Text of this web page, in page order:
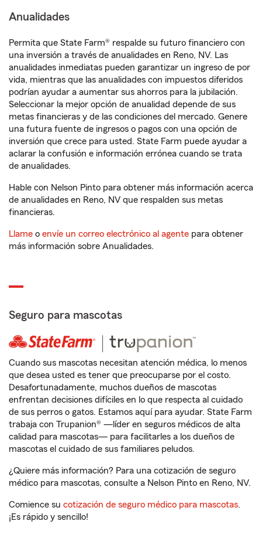
Anualidades
Permita que State Farm® respalde su futuro financiero con
una inversión a través de anualidades en Reno, NV. Las
anualidades inmediatas pueden garantizar un ingreso de por
vida, mientras que las anualidades con impuestos diferidos
podrían ayudar a aumentar sus ahorros para la jubilación.
Seleccionar la mejor opción de anualidad depende de sus
metas financieras y de las condiciones del mercado. Genere
una futura fuente de ingresos o pagos con una opción de
inversión que crece para usted. State Farm puede ayudar a
aclarar la confusión e información errónea cuando se trata
de anualidades.
Hable con Nelson Pinto para obtener más información acerca
de anualidades en Reno, NV que respalden sus metas
financieras.
Llame o envíe un correo electrónico al agente para obtener
más información sobre Anualidades.
Seguro para mascotas
Cuando sus mascotas necesitan atención médica, lo menos
que desea usted es tener que preocuparse por el costo.
Desafortunadamente, muchos dueños de mascotas
enfrentan decisiones difíciles en lo que respecta al cuidado
de sus perros o gatos. Estamos aquí para ayudar. State Farm
trabaja con Trupanion® —líder en seguros médicos de alta
calidad para mascotas— para facilitarles a los dueños de
mascotas el cuidado de sus familiares peludos.
¿Quiere más información? Para una cotización de seguro
médico para mascotas, consulte a Nelson Pinto en Reno, NV.
Comience su cotización de seguro médico para mascotas.
¡Es rápido y sencillo!